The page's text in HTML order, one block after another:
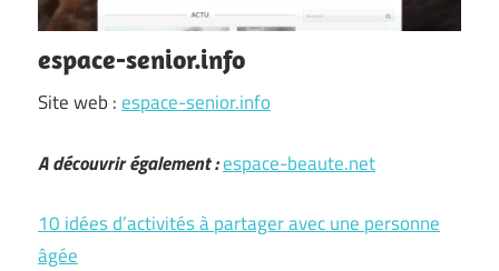
espace-senior.info
Site web :espace-senior.info
A découvrir également :espace-beaute.net
10 idées d’activités à partager avec une personne
âgée